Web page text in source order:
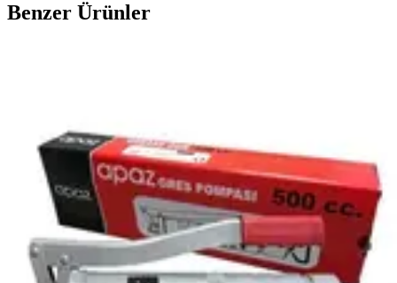
Benzer Ürünler